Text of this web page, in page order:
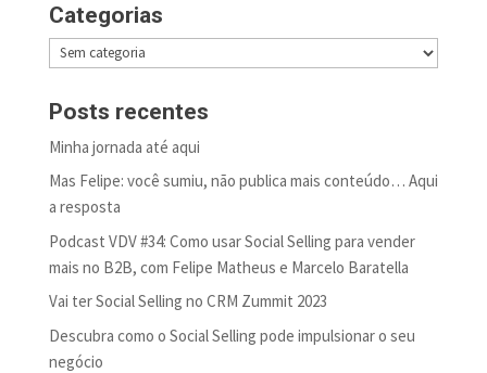
Categorias
Categorias
Posts recentes
Minha jornada até aqui
Mas Felipe: você sumiu, não publica mais conteúdo… Aqui
a resposta
Podcast VDV #34: Como usar Social Selling para vender
mais no B2B, com Felipe Matheus e Marcelo Baratella
Vai ter Social Selling no CRM Zummit 2023
Descubra como o Social Selling pode impulsionar o seu
negócio